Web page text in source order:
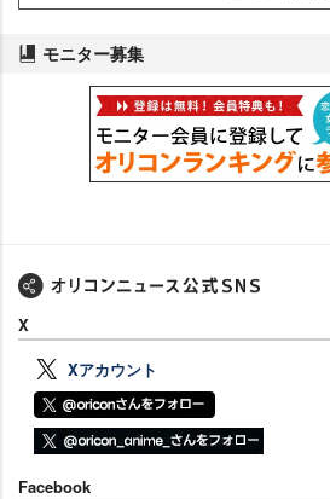
モニター募集
X
Xアカウント
Facebook